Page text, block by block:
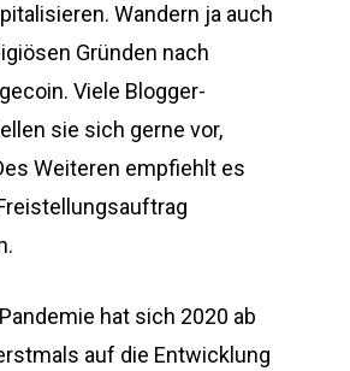
Wandern ja auch
Gründen nach
Viele Blogger-
sie sich gerne vor,
Weiteren empfiehlt es
hat sich 2020 ab
auf die Entwicklung